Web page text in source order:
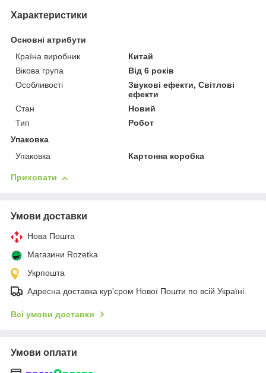
Характеристики
Основні атрибути
Країна виробник
Китай
Вікова група
Від 6 років
Особливості
Звукові ефекти, Світлові
ефекти
Стан
Новий
Тип
Робот
Упаковка
Упаковка
Картонна коробка
Приховати
Умови доставки
Нова Пошта
Магазини Rozetka
Укрпошта
Адресна доставка кур'єром Нової Пошти по всій Україні.
Всі умови доставки
Умови оплати